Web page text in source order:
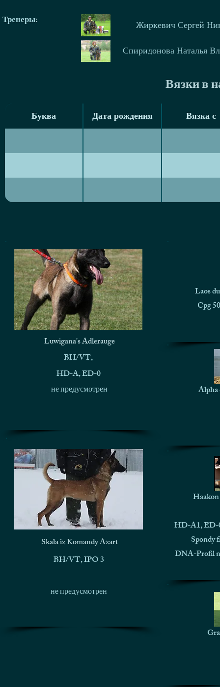
Тренеры: Жиркевич Сергей
Спиридонова Наталья
Вязки в
Буква Дата рождения Вязка с
Буква Дата рождения Вязка с
Luwigana's Adlerauge
BH/VT,
HD-A, ED-0
не предусмотрен
Skala iz Komandy Azart
BH/VT, IPO 3
не предусмотрен
Laos
Cpg
Alpha
HD-A1, ED-
DNA-Profil